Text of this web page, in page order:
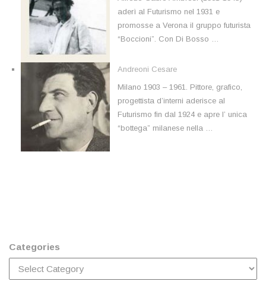
aderì al Futurismo nel 1931 e
promosse a Verona il gruppo futurista
“Boccioni”. Con Di Bosso …
Andreoni Cesare
Milano 1903 – 1961. Pittore, grafico,
progettista d’interni aderisce al
Futurismo fin dal 1924 e apre l’ unica
“bottega” milanese nella …
Categories